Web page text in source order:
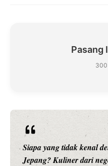
Pasang
Siapa yang tidak kenal
Jepang? Kuliner dari